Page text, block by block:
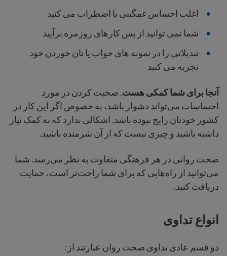
اغلب احساس غمگینی یا اضطراب می کنید
شما نمی توانید از پس کارهای روزمره برآیید
تبدیلاتی را در نمونه های خواب یا نان خوردن خود
تجربه می کنید
آنجا برای شما کمکی هست. صحبت کردن در مورد
احساسات می‌تواند دشوار باشد، به خصوص اگر این کار در
کشور خودتان رایج نبوده باشد. اشکالی ندارد که به کمک نیاز
داشته باشید و چیزی نیست که از آن شرمنده باشید.
صحت روانی در هر فرهنگی متفاوت به نظر می‌رسد. شما
می‌توانید از راه‌هایی که برای شما راحت‌تر است، حمایت
دریافت کنید.
انواع تداوی
دو قسم عادی تداوی صحت روان عبارتند از: